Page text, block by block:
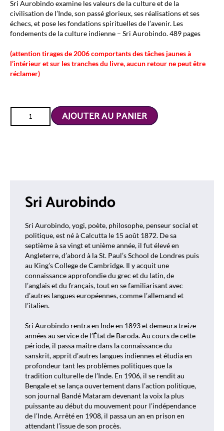
16.00 €.11.20 €.
Sri Aurobindo examine les valeurs de la culture et de la
civilisation de l’Inde, son passé glorieux, ses réalisations et ses
échecs, et pose les fondations spirituelles de l’avenir. Les
fondements de la culture indienne – Sri Aurobindo. 489 pages
(attention tirages de 2006 comportants des tâches jaunes à
l’intérieur et sur les tranches du livre, aucun retour ne peut être
réclamer)
AJOUTER AU PANIER
Sri Aurobindo
Sri Aurobindo, yogi, poète, philosophe, penseur social et
politique, est né à Calcutta le 15 août 1872. De sa
septième à sa vingt et unième année, il fut élevé en
Angleterre, d’abord à la St. Paul’s School de Londres puis
au King’s College de Cambridge. Il y acquit une
connaissance approfondie du grec et du latin, de
l’anglais et du français, tout en se familiarisant avec
d’autres langues européennes, comme l’allemand et
l’italien.
Sri Aurobindo rentra en Inde en 1893 et demeura treize
années au service de l’État de Baroda. Au cours de cette
période, il passa maître dans la connaissance du
sanskrit, apprit d’autres langues indiennes et étudia en
profondeur tant les problèmes politiques que la
tradition culturelle de l’Inde. En 1906, il se rendit au
Bengale et se lança ouvertement dans l’action politique,
son journal Bandé Mataram devenant la voix la plus
puissante au début du mouvement pour l’indépendance
de l’Inde. Arrêté en 1908, il passa un an en prison en
attendant l’issue de son procès.